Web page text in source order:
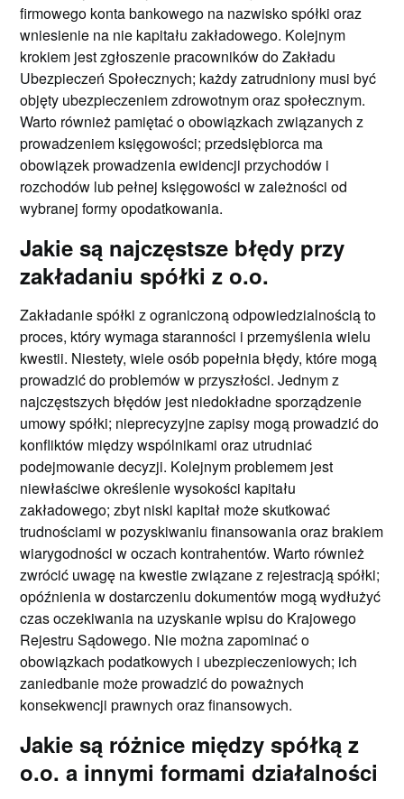
firmowego konta bankowego na nazwisko spółki oraz
wniesienie na nie kapitału zakładowego. Kolejnym
krokiem jest zgłoszenie pracowników do Zakładu
Ubezpieczeń Społecznych; każdy zatrudniony musi być
objęty ubezpieczeniem zdrowotnym oraz społecznym.
Warto również pamiętać o obowiązkach związanych z
prowadzeniem księgowości; przedsiębiorca ma
obowiązek prowadzenia ewidencji przychodów i
rozchodów lub pełnej księgowości w zależności od
wybranej formy opodatkowania.
Jakie są najczęstsze błędy przy
zakładaniu spółki z o.o.
Zakładanie spółki z ograniczoną odpowiedzialnością to
proces, który wymaga staranności i przemyślenia wielu
kwestii. Niestety, wiele osób popełnia błędy, które mogą
prowadzić do problemów w przyszłości. Jednym z
najczęstszych błędów jest niedokładne sporządzenie
umowy spółki; nieprecyzyjne zapisy mogą prowadzić do
konfliktów między wspólnikami oraz utrudniać
podejmowanie decyzji. Kolejnym problemem jest
niewłaściwe określenie wysokości kapitału
zakładowego; zbyt niski kapitał może skutkować
trudnościami w pozyskiwaniu finansowania oraz brakiem
wiarygodności w oczach kontrahentów. Warto również
zwrócić uwagę na kwestie związane z rejestracją spółki;
opóźnienia w dostarczeniu dokumentów mogą wydłużyć
czas oczekiwania na uzyskanie wpisu do Krajowego
Rejestru Sądowego. Nie można zapominać o
obowiązkach podatkowych i ubezpieczeniowych; ich
zaniedbanie może prowadzić do poważnych
konsekwencji prawnych oraz finansowych.
Jakie są różnice między spółką z
o.o. a innymi formami działalności